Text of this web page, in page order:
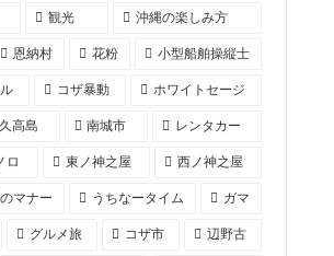
観光 沖縄の楽しみ方
恩納村 花粉 小型船舶操縦士
コザ暴動 ホワイトセージ
久高島 南城市 レンタカー
ロ 東ノ神之屋 西ノ神之屋
マナー うちなータイム ガマ
グルメ旅 コザ市 辺野古